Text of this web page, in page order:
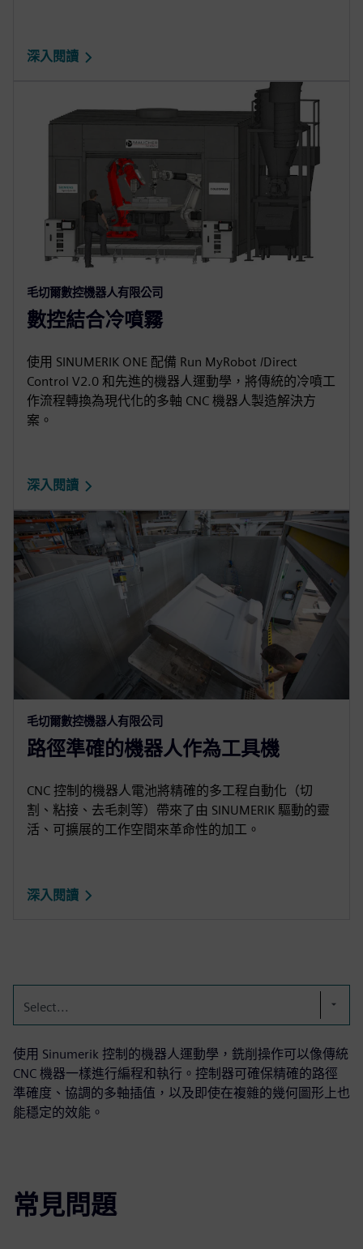
深入閱讀
毛切爾數控機器人有限公司
數控結合冷噴霧
使用 SINUMERIK ONE 配備 Run MyRobot /Direct
Control V2.0 和先進的機器人運動學，將傳統的冷噴工
作流程轉換為現代化的多軸 CNC 機器人製造解決方
案。
深入閱讀
毛切爾數控機器人有限公司
路徑準確的機器人作為工具機
CNC 控制的機器人電池將精確的多工程自動化（切
割、粘接、去毛刺等）帶來了由 SINUMERIK 驅動的靈
活、可擴展的工作空間來革命性的加工。
深入閱讀
Select...
使用 Sinumerik 控制的機器人運動學，銑削操作可以像傳統
CNC 機器一樣進行編程和執行。控制器可確保精確的路徑
準確度、協調的多軸插值，以及即使在複雜的幾何圖形上也
能穩定的效能。
常見問題